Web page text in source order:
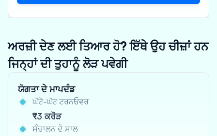
ਅਰਜ਼ੀ ਦੇਣ ਲਈ ਤਿਆਰ ਹੋ? ਇੱਥੇ ਉਹ ਚੀਜ਼ਾਂ ਹਨ
ਜਿਨ੍ਹਾਂ ਦੀ ਤੁਹਾਨੂੰ ਲੋੜ ਪਵੇਗੀ
ਯੋਗਤਾ ਦੇ ਮਾਪਦੰਡ
ਘੱਟੋ-ਘੱਟ ਟਰਨਓਵਰ
₹3 ਕਰੋੜ
ਸੰਚਾਲਨ ਦੇ ਸਾਲ